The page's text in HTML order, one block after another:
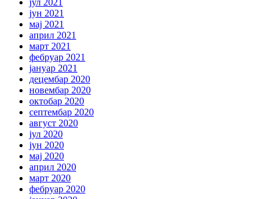
јул 2021
јун 2021
мај 2021
април 2021
март 2021
фебруар 2021
јануар 2021
децембар 2020
новембар 2020
октобар 2020
септембар 2020
август 2020
јул 2020
јун 2020
мај 2020
април 2020
март 2020
фебруар 2020